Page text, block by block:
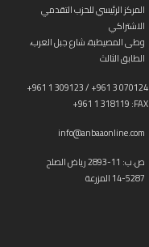
المركز الرئيسي للحزب التقدمي
الاشتراكي
وطى المصيطبة، شارع جبل العرب،
الطابق الثالث
+961 1 309123 / +961 3 070124
+961 1 318119 :FAX
info@anbaaonline.com
ص.ب: 11-2893 رياض الصلح
14-5287 المزرعة